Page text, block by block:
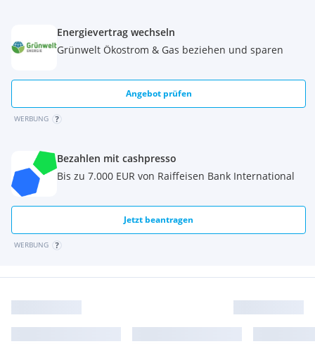
Energievertrag wechseln
Grünwelt Ökostrom & Gas beziehen und sparen
Angebot prüfen
WERBUNG
Bezahlen mit cashpresso
Bis zu 7.000 EUR von Raiffeisen Bank International
Jetzt beantragen
WERBUNG